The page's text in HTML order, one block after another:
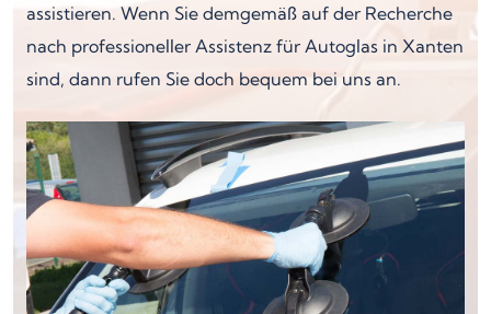
assistieren. Wenn Sie demgemäß auf der Recherche
nach professioneller Assistenz für Autoglas in Xanten
sind, dann rufen Sie doch bequem bei uns an.